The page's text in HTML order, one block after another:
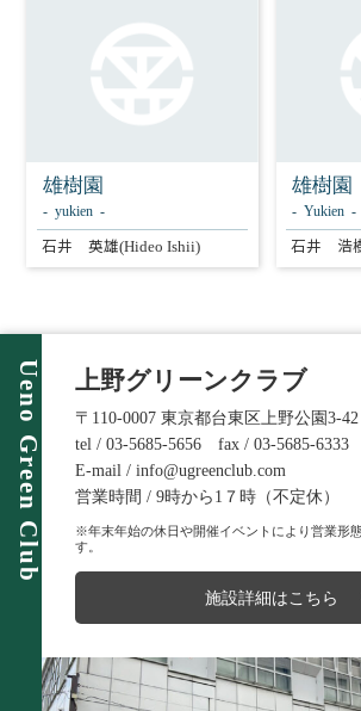
雄樹園
yukien
石井 英雄(Hideo Ishii)
雄樹園
Yukien
石井 浩
Ueno Green Club 上野グリーンクラブ
〒110-0007 東京都台東区上野公園3-42
tel / 03-5685-5656 fax / 03-5685-6333
E-mail / info@ugreenclub.com
営業時間 / 9時から1７時（不定休）
※年末年始の休日や開催イベントにより営業形
す。
施設詳細はこちら